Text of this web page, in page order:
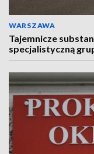
WARSZAWA
Tajemnicze
specjalistyczną